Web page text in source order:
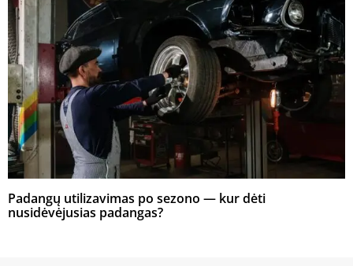
Padangų utilizavimas po sezono — kur dėti
nusidėvėjusias padangas?